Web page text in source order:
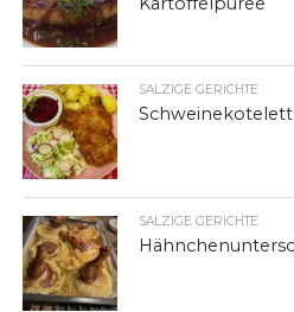
SALZIGE GERICHTE
Schweinekotelett
SALZIGE GERICHTE